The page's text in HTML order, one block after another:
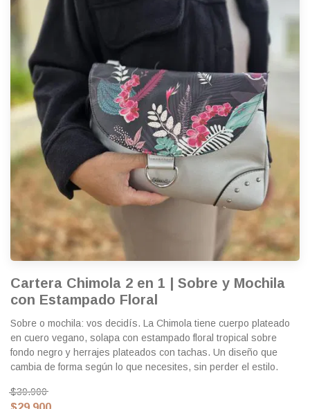
Cartera Chimola 2 en 1 | Sobre y Mochila
con Estampado Floral
Sobre o mochila: vos decidís. La Chimola tiene cuerpo plateado
en cuero vegano, solapa con estampado floral tropical sobre
fondo negro y herrajes plateados con tachas. Un diseño que
cambia de forma según lo que necesites, sin perder el estilo.
$39.900